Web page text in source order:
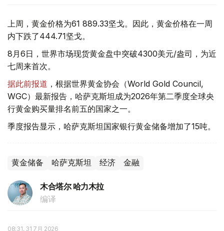
上周，黄金价格为61 889.33坚戈。因此，黄金价格在一周
内下跌了444.71坚戈。
8月6日，世界市场现货黄金盘中突破4300美元/盎司，为近
七周来首次。
据此前报道 ，根据世界黄金协会（World Gold Council,
WGC）最新报告，哈萨克斯坦成为2026年第二季度全球央
行黄金购买量排名前五的国家之一。
季度报告显示，哈萨克斯坦国家银行黄金储备增加了15吨。
黄金储备 哈萨克斯坦 经济 金融
木合塔尔 哈力木拉
编译
08:31, 31 7月 2026